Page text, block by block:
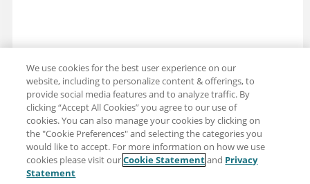
分享：电子邮件
推特
We use cookies for the best user experience on our
website, including to personalize content & offerings, to
provide social media features and to analyze traffic. By
clicking “Accept All Cookies” you agree to our use of
cookies. You can also manage your cookies by clicking on
the "Cookie Preferences" and selecting the categories you
would like to accept. For more information on how we use
cookies please visit ourCookie Statementand Privacy
Statement